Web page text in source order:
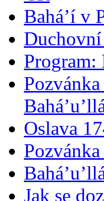
Bahá’í v
Program:
Oslava
Jak se